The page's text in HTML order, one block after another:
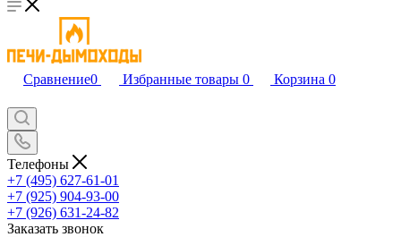
Сравнение0 Избранные товары 0 Корзина 0
Телефоны
+7 (495) 627-61-01
+7 (925) 904-93-00
+7 (926) 631-24-82
Заказать звонок